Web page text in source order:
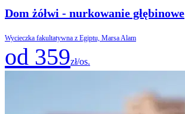
Dom żółwi - nurkowanie głębinowe
Wycieczka fakultatywna z Egiptu, Marsa Alam
od 359zł/os.